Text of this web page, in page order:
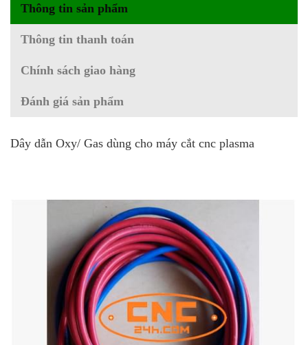
Thông tin sản phẩm
Thông tin thanh toán
Chính sách giao hàng
Đánh giá sản phẩm
Dây dẫn Oxy/ Gas dùng cho máy cắt cnc plasma